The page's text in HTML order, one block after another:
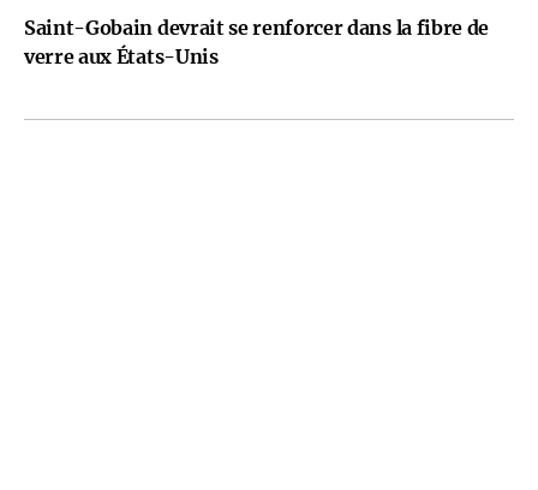
Saint-Gobain devrait se renforcer dans la fibre de
verre aux États-Unis